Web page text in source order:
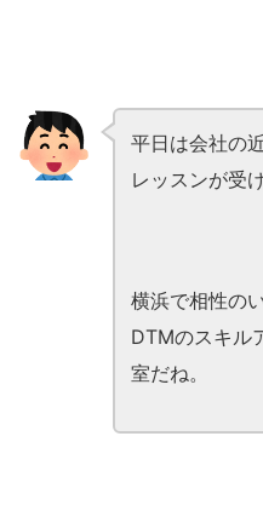
平日は会社の
レッスンが受
横浜で相性の
DTMのスキル
室だね。